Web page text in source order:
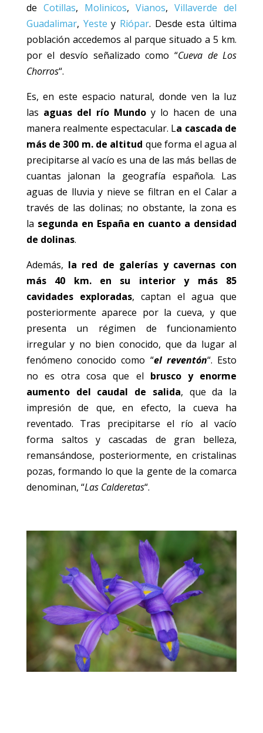
de Cotillas, Molinicos,Vianos,Villaverde del
Guadalimar, Yeste y Riópar. Desde esta última
población accedemos al parque situado a 5 km.
por el desvío señalizado como “Cueva de Los
Chorros“.
Es, en este espacio natural, donde ven la luz
las aguas del río Mundoy lo hacen de una
manera realmente espectacular. La cascada de
más de 300 m. de altitud que forma el agua al
precipitarse al vacío es una de las más bellas de
cuantas jalonan la geografía española. Las
aguas de lluvia y nieve se filtran en el Calar a
través de las dolinas; no obstante, la zona es
la segunda en España en cuanto a densidad
de dolinas.
Además, la red de galerías y cavernas con
más 40 km. en su interior y más 85
cavidades exploradas, captan el agua que
posteriormente aparece por la cueva, y que
presenta un régimen de funcionamiento
irregular y no bien conocido, que da lugar al
fenómeno conocido como “el reventón“. Esto
no es otra cosa que el brusco y enorme
aumento del caudal de salida, que da la
impresión de que, en efecto, la cueva ha
reventado. Tras precipitarse el río al vacío
forma saltos y cascadas de gran belleza,
remansándose, posteriormente, en cristalinas
pozas, formando lo que la gente de la comarca
denominan, “Las Calderetas“.